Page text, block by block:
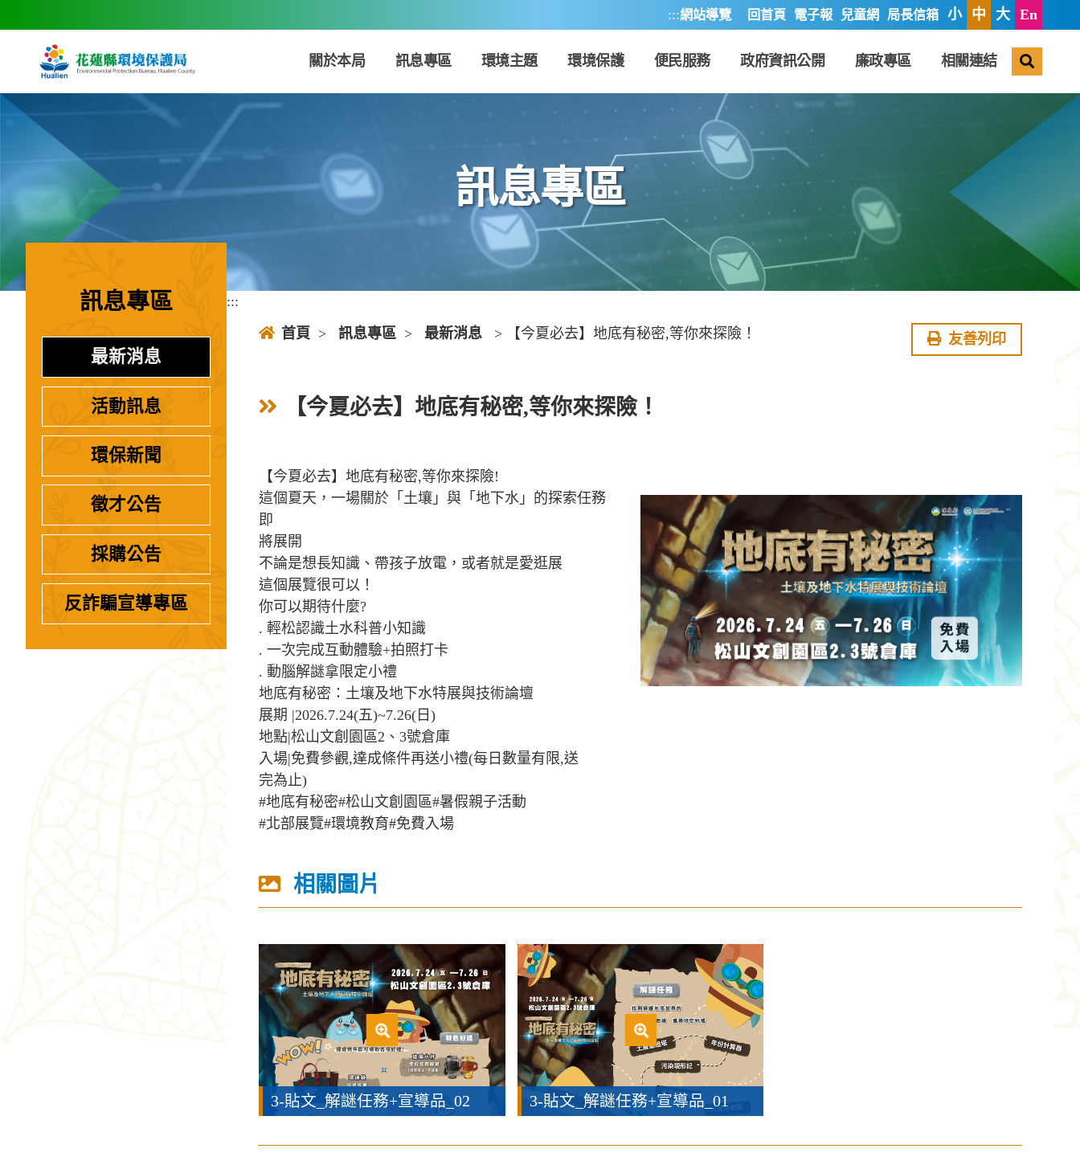
:::網站導覽 回首頁 電子報 兒童網 局長信箱 小 中 大 En
關於本局 訊息專區 環境主題 環境保護 便民服務 政府資訊公開 廉政專區 相關連結
訊息專區
訊息專區
最新消息
活動訊息
環保新聞
徵才公告
採購公告
反詐騙宣導專區
:::
首頁 > 訊息專區 > 最新消息 > 【今夏必去】地底有秘密,等你來探險！ 友善列印
【今夏必去】地底有秘密,等你來探險！
【今夏必去】地底有秘密,等你來探險!
這個夏天，一場關於「土壤」與「地下水」的探索任務
即
將展開
不論是想長知識、帶孩子放電，或者就是愛逛展
這個展覽很可以！
你可以期待什麼?
. 輕松認識土水科普小知識
. 一次完成互動體驗+拍照打卡
. 動腦解謎拿限定小禮
地底有秘密：土壤及地下水特展與技術論壇
展期 |2026.7.24(五)~7.26(日)
地點|松山文創園區2、3號倉庫
入場|免費參觀,達成條件再送小禮(每日數量有限,送
完為止)
#地底有秘密#松山文創園區#暑假親子活動
#北部展覽#環境教育#免費入場
相關圖片
3-貼文_解謎任務+宣導品_02 3-貼文_解謎任務+宣導品_01